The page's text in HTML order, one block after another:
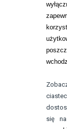
się
KONTAKT
telefon:
22
telefon:
732